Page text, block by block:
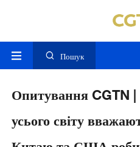
Пошук
Опитування CGTN |
усього світу